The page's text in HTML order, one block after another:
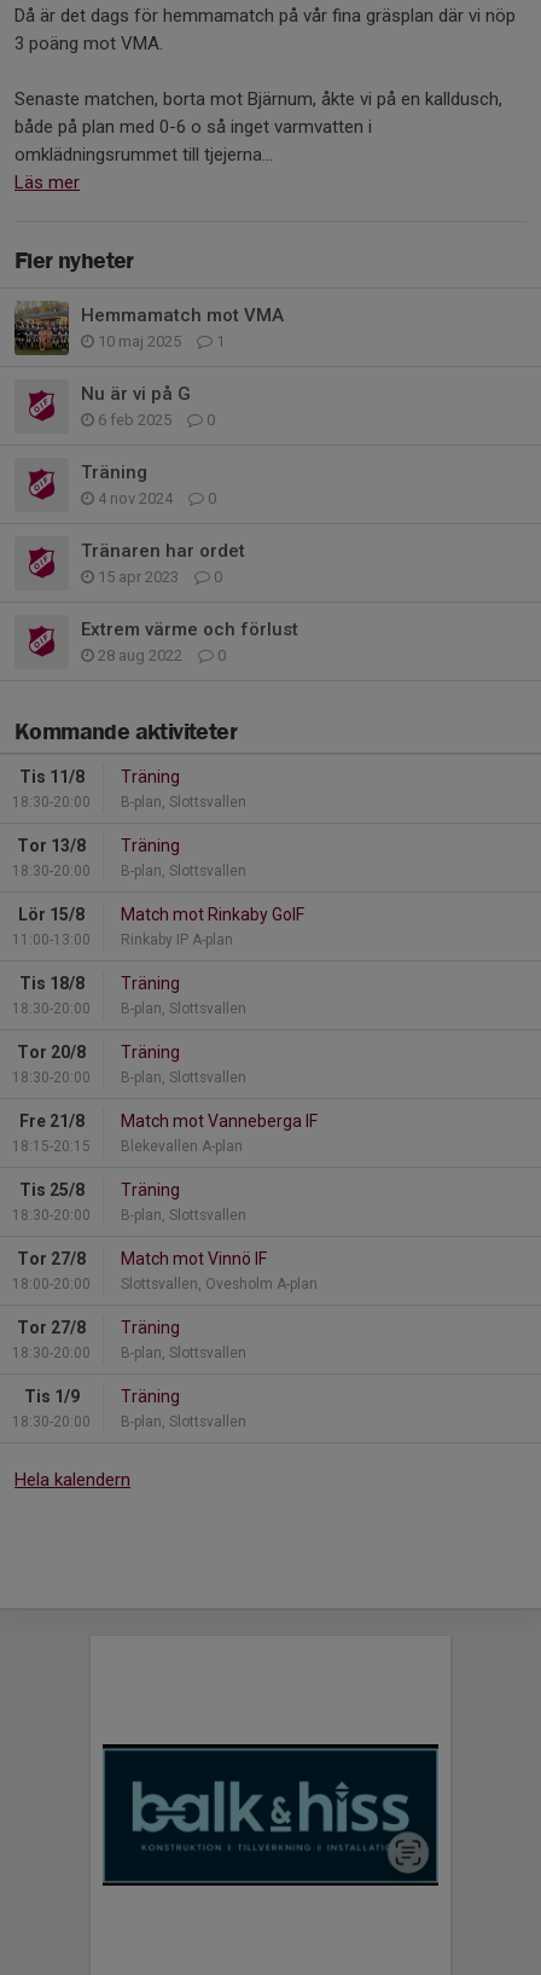
Då är det dags för hemmamatch på vår fina gräsplan där vi nöp
3 poäng mot VMA.
Senaste matchen, borta mot Bjärnum, åkte vi på en kalldusch,
både på plan med 0-6 o så inget varmvatten i
omklädningsrummet till tjejerna...
Läs mer
Fler nyheter
Hemmamatch mot VMA
10 maj 2025 1
Nu är vi på G
6 feb 2025 0
Träning
4 nov 2024 0
Tränaren har ordet
15 apr 2023 0
Extrem värme och förlust
28 aug 2022 0
Kommande aktiviteter
Tis 11/8
18:30-20:00
Träning
B-plan, Slottsvallen
Tor 13/8
18:30-20:00
Träning
B-plan, Slottsvallen
Lör 15/8
11:00-13:00
Match mot Rinkaby GoIF
Rinkaby IP A-plan
Tis 18/8
18:30-20:00
Träning
B-plan, Slottsvallen
Tor 20/8
18:30-20:00
Träning
B-plan, Slottsvallen
Fre 21/8
18:15-20:15
Match mot Vanneberga IF
Blekevallen A-plan
Tis 25/8
18:30-20:00
Träning
B-plan, Slottsvallen
Tor 27/8
18:00-20:00
Match mot Vinnö IF
Slottsvallen, Ovesholm A-plan
Tor 27/8
18:30-20:00
Träning
B-plan, Slottsvallen
Tis 1/9
18:30-20:00
Träning
B-plan, Slottsvallen
Hela kalendern